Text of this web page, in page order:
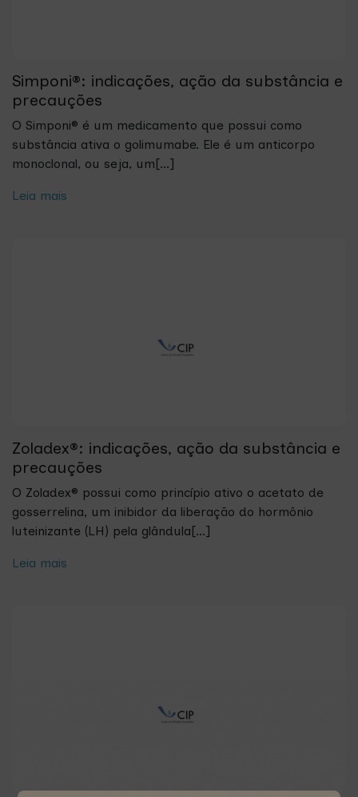
Simponi®: indicações, ação da substância e
precauções
O Simponi® é um medicamento que possui como
substância ativa o golimumabe. Ele é um anticorpo
monoclonal, ou seja, um[...]
Leia mais
Zoladex®: indicações, ação da substância e
precauções
O Zoladex® possui como princípio ativo o acetato de
gosserrelina, um inibidor da liberação do hormônio
luteinizante (LH) pela glândula[...]
Leia mais